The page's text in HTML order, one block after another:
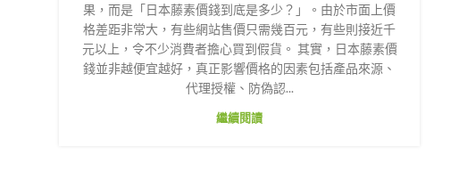
果，而是「日本藤素價錢到底是多少？」。由於市面上價
格差距非常大，有些網站售價只需幾百元，有些則接近千
元以上，令不少消費者擔心買到假貨。 其實，日本藤素價
錢並非越便宜越好，真正影響價格的因素包括產品來源、
代理授權、防偽認...
繼續閱讀